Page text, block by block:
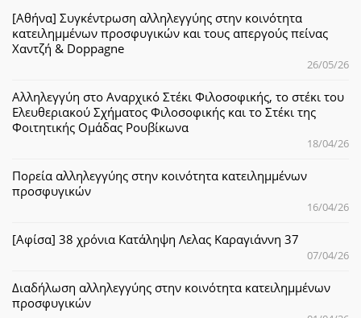
[Αθήνα] Συγκέντρωση αλληλεγγύης στην κοινότητα
κατειλημμένων προσφυγικών και τους απεργούς πείνας
Χαντζή & Doppagne
26/05/26
Αλληλεγγύη στο Αναρχικό Στέκι Φιλοσοφικής, το στέκι του
Ελευθεριακού Σχήματος Φιλοσοφικής και το Στέκι της
Φοιτητικής Ομάδας Ρουβίκωνα
18/04/26
Πορεία αλληλεγγύης στην κοινότητα κατειλημμένων
προσφυγικών
16/04/26
[Αφίσα] 38 χρόνια Κατάληψη Λελας Καραγιάννη 37
07/04/26
Διαδήλωση αλληλεγγύης στην κοινότητα κατειλημμένων
προσφυγικών